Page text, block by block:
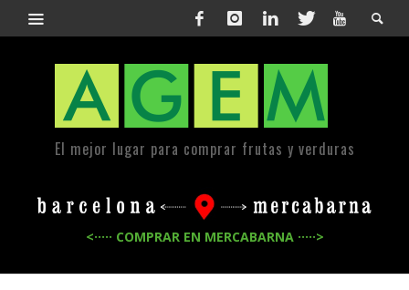
El mejor lugar para comprar frutas y verduras
<····· COMPRAR EN MERCABARNA ·····>